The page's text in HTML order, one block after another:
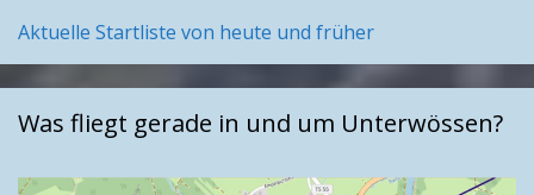
Aktuelle Startliste von heute und früher
Was fliegt gerade in und um Unterwössen?